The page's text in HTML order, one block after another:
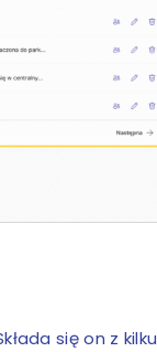
się on z kilku